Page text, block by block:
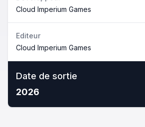
Cloud Imperium Games
Editeur
Cloud Imperium Games
Date de sortie
2026